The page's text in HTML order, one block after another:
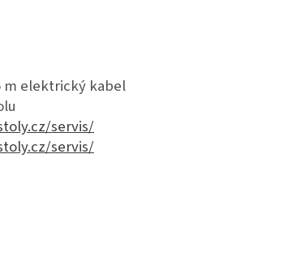
m elektrický kabel
servis/
servis/